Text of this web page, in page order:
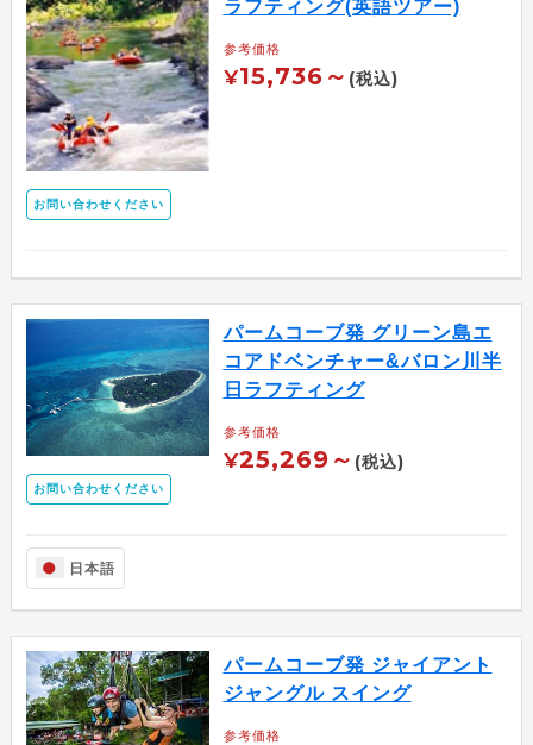
お問い合わせください
ラフティング(英語ツアー)
参考価格
¥15,736～ (税込)
お問い合わせください
パームコーブ発 グリーン島エ
コアドベンチャー&バロン川半
日ラフティング
参考価格
¥25,269～ (税込)
日本語
パームコーブ発 ジャイアント
ジャングル スイング
参考価格